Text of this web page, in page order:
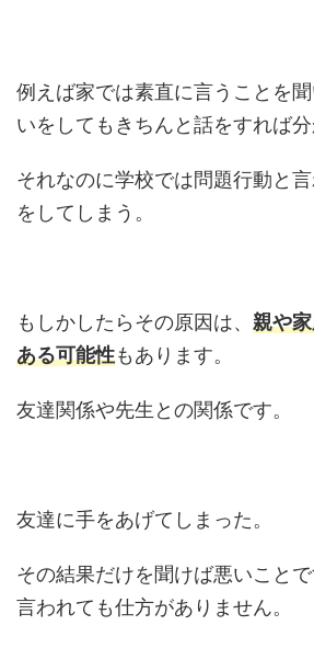
例えば家では素直に言うことを
いをしてもきちんと話をすれば分
それなのに学校では問題行動と
をしてしまう。
もしかしたらその原因は、 親や
ある可能性もあります。
友達関係や先生との関係です。
友達に手をあげてしまった。
その結果だけを聞けば悪いこと
言われても仕方がありません。